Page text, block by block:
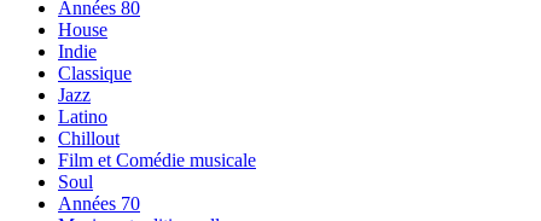
Années 80
House
Indie
Classique
Jazz
Latino
Chillout
Film et Comédie musicale
Soul
Années 70